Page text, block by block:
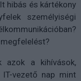
hibás és kártékony
személyiségi
azok a kihívások,
vezető nap mint